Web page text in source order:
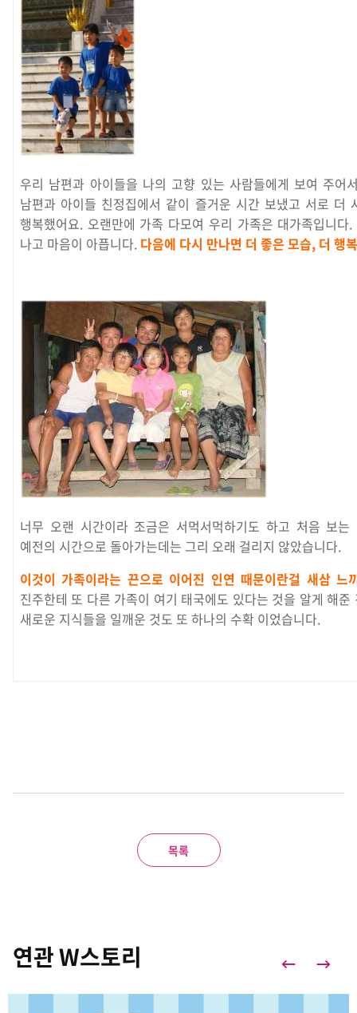
우리 남편과 아이들을 나의 고향 있는 사람들에게 보여 주어
남편과 아이들 친정집에서 같이 즐거운 시간 보냈고 서로 더
행복했어요. 오랜만에 가족 다모여 우리 가족은 대가족입니
나고 마음이 아픕니다. 다음에 다시 만나면 더 좋은 모습, 더 행
너무 오랜 시간이라 조금은 서먹서먹하기도 하고 처음 보
예전의 시간으로 돌아가는데는 그리 오래 걸리지 않았습니다.
이것이 가족이라는 끈으로 이어진 인연 때문이란걸 새삼 느
진주한테 또 다른 가족이 여기 태국에도 있다는 것을 알게 해
새로운 지식들을 일깨운 것도 또 하나의 수확 이었습니다.
목록
연관 W스토리